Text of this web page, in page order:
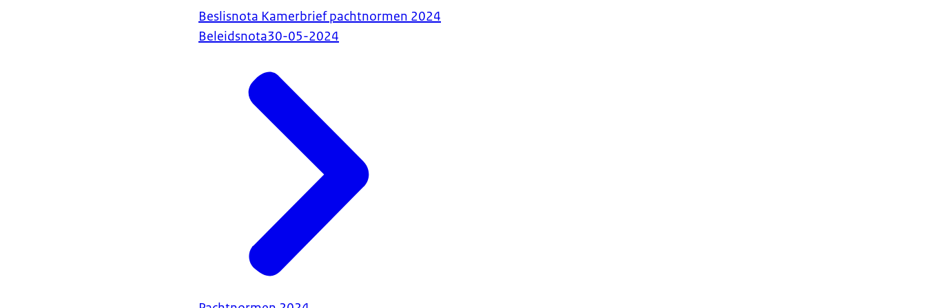
Beslisnota Kamerbrief pachtnormen 2024
Beleidsnota30-05-2024